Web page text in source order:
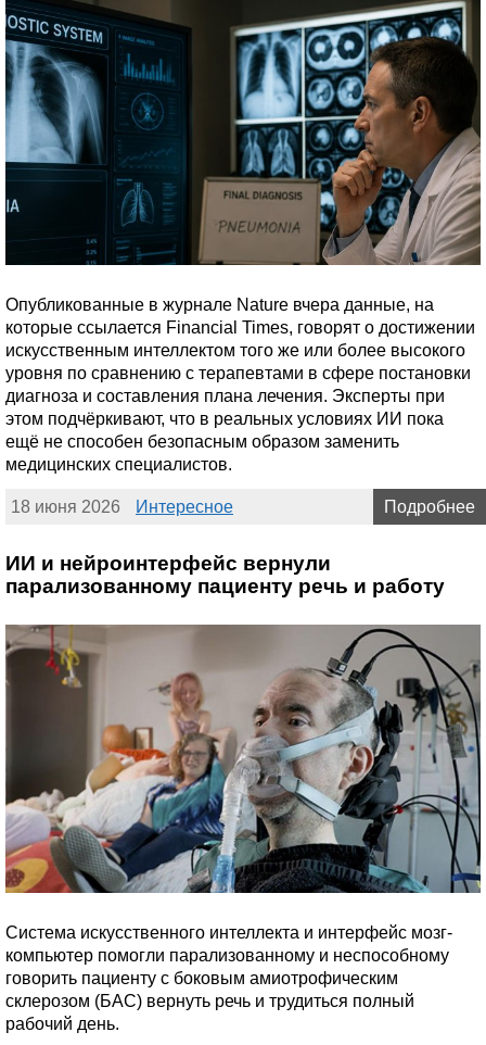
Опубликованные в журнале Nature вчера данные, на
которые ссылается Financial Times, говорят о достижении
искусственным интеллектом того же или более высокого
уровня по сравнению с терапевтами в сфере постановки
диагноза и составления плана лечения. Эксперты при
этом подчёркивают, что в реальных условиях ИИ пока
ещё не способен безопасным образом заменить
медицинских специалистов.
18 июня 2026 Интересное Подробнее
ИИ и нейроинтерфейс вернули
парализованному пациенту речь и работу
Система искусственного интеллекта и интерфейс мозг-
компьютер помогли парализованному и неспособному
говорить пациенту с боковым амиотрофическим
склерозом (БАС) вернуть речь и трудиться полный
рабочий день.